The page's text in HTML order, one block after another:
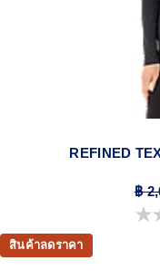
REFINED
฿
0.0 จาก 5 ดาว
สินค้าลดราคา